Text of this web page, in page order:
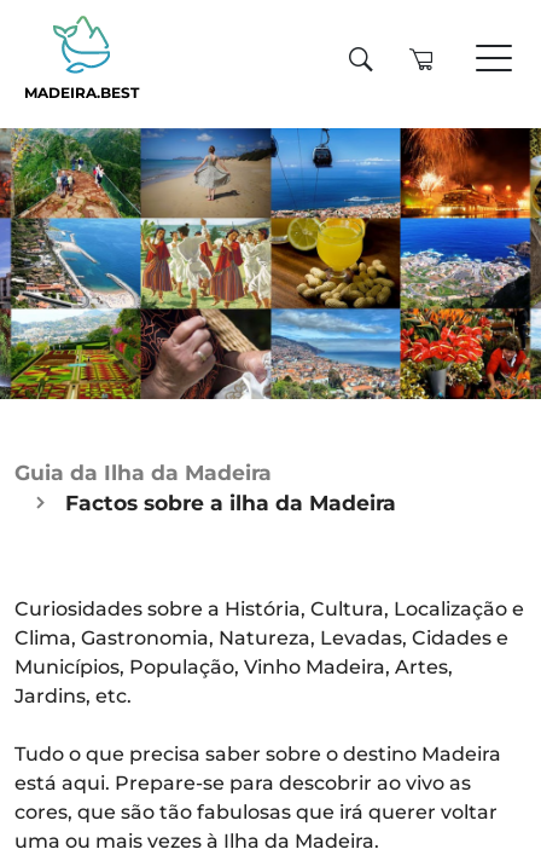
MADEIRA.BEST
Guia da Ilha da Madeira
Factos sobre a ilha da Madeira
Curiosidades sobre a História, Cultura, Localização e
Clima, Gastronomia, Natureza, Levadas, Cidades e
Municípios, População, Vinho Madeira, Artes,
Jardins, etc.
Tudo o que precisa saber sobre o destino Madeira
está aqui. Prepare-se para descobrir ao vivo as
cores, que são tão fabulosas que irá querer voltar
uma ou mais vezes à Ilha da Madeira.